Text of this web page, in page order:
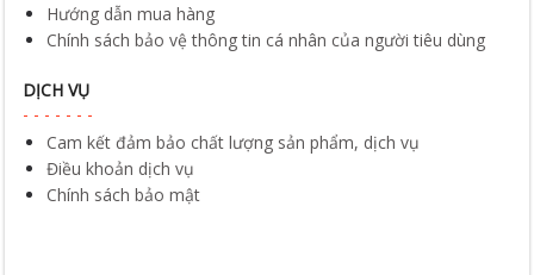
Hướng dẫn mua hàng
Chính sách bảo vệ thông tin cá nhân của người tiêu dùng
DỊCH VỤ
Cam kết đảm bảo chất lượng sản phẩm, dịch vụ
Điều khoản dịch vụ
Chính sách bảo mật